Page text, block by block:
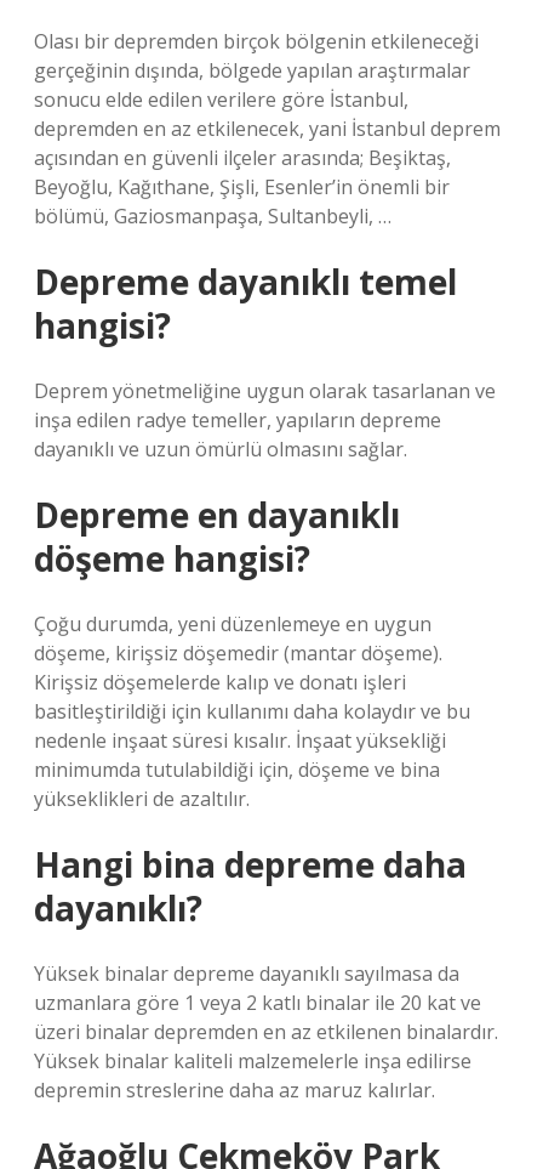
Olası bir depremden birçok bölgenin etkileneceği
gerçeğinin dışında, bölgede yapılan araştırmalar
sonucu elde edilen verilere göre İstanbul,
depremden en az etkilenecek, yani İstanbul deprem
açısından en güvenli ilçeler arasında; Beşiktaş,
Beyoğlu, Kağıthane, Şişli, Esenler’in önemli bir
bölümü, Gaziosmanpaşa, Sultanbeyli, …
Depreme dayanıklı temel
hangisi?
Deprem yönetmeliğine uygun olarak tasarlanan ve
inşa edilen radye temeller, yapıların depreme
dayanıklı ve uzun ömürlü olmasını sağlar.
Depreme en dayanıklı
döşeme hangisi?
Çoğu durumda, yeni düzenlemeye en uygun
döşeme, kirişsiz döşemedir (mantar döşeme).
Kirişsiz döşemelerde kalıp ve donatı işleri
basitleştirildiği için kullanımı daha kolaydır ve bu
nedenle inşaat süresi kısalır. İnşaat yüksekliği
minimumda tutulabildiği için, döşeme ve bina
yükseklikleri de azaltılır.
Hangi bina depreme daha
dayanıklı?
Yüksek binalar depreme dayanıklı sayılmasa da
uzmanlara göre 1 veya 2 katlı binalar ile 20 kat ve
üzeri binalar depremden en az etkilenen binalardır.
Yüksek binalar kaliteli malzemelerle inşa edilirse
depremin streslerine daha az maruz kalırlar.
Ağaoğlu Çekmeköy Park